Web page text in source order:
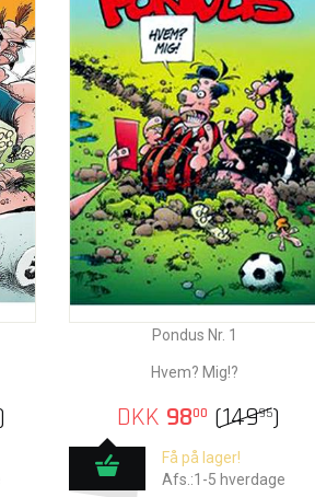
Pondus Nr. 1
Hvem? Mig!?
DKK 9800 (14995)
Få på lager!
Afs.:1-5 hverdage